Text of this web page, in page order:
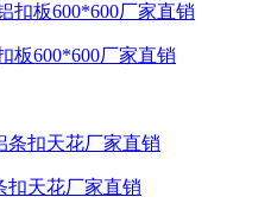
板600*600厂家直销
扣天花厂家直销